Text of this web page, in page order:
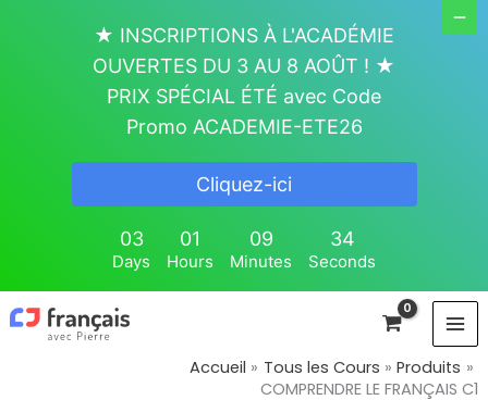
Accueil Tous les Cours
Produits
COMPRENDRE LE FRANÇAIS C1
★ INSCRIPTIONS À L'ACADÉMIE
OUVERTES DU 3 AU 8 AOÛT ! ★
PRIX SPÉCIAL ÉTÉ avec Code
Promo ACADEMIE-ETE26
Cliquez-ici
03
Days
01
Hours
09
Minutes
33
Seconds